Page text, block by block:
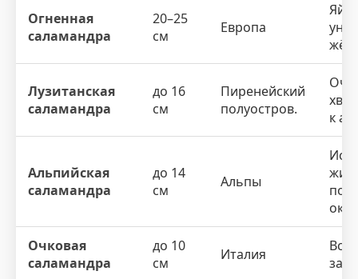
Огненная
саламандра
20–25
см
Европа
Лузитанская
саламандра
до 16
см
Пиренейский
полуостров.
к
Альпийская
саламандра
до 14
см
Альпы
Очковая
саламандра
до 10
см
Италия